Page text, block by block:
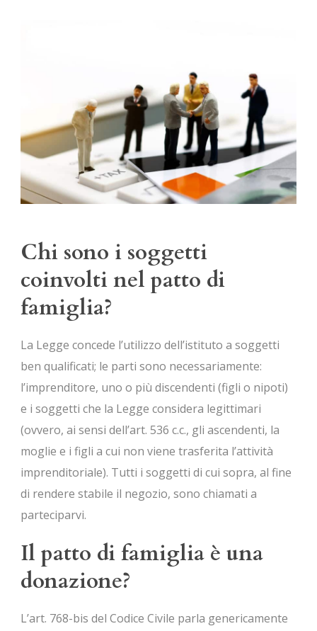
Chi sono i soggetti
coinvolti nel patto di
famiglia?
La Legge concede l’utilizzo dell’istituto a soggetti
ben qualificati; le parti sono necessariamente:
l’imprenditore, uno o più discendenti (figli o nipoti)
e i soggetti che la Legge considera legittimari
(ovvero, ai sensi dell’art. 536 c.c., gli ascendenti, la
moglie e i figli a cui non viene trasferita l’attività
imprenditoriale). Tutti i soggetti di cui sopra, al fine
di rendere stabile il negozio, sono chiamati a
parteciparvi.
Il patto di famiglia è una
donazione?
L’art. 768-bis del Codice Civile parla genericamente